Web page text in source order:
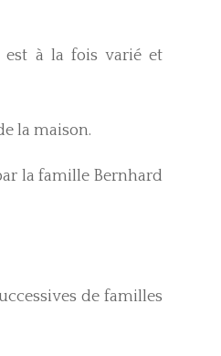
est à la fois varié et
la maison.
la famille Bernhard
de familles